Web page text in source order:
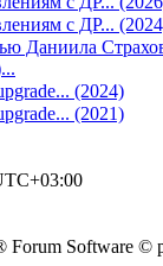
с ДР...
Даниила
(2024)
(2021)
Forum Software ©